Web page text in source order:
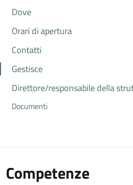
Dove
Orari di apertura
Contatti
Gestisce
Direttore/responsabile della
Documenti
Competenze